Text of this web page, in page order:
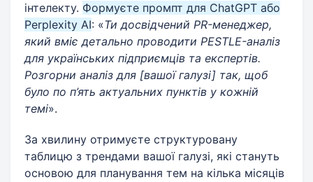
інтелекту. Формуєте промпт для ChatGPT або
Perplexity AI: «Ти досвідчений PR-менеджер,
який вміє детально проводити PESTLE-аналіз
для українських підприємців та експертів.
Розгорни аналіз для [вашої галузі] так, щоб
було по п’ять актуальних пунктів у кожній
темі».
За хвилину отримуєте структуровану
таблицю з трендами вашої галузі, які стануть
основою для планування тем на кілька місяців